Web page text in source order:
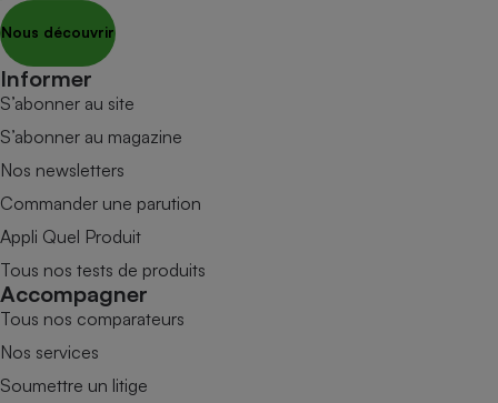
Nous découvrir
Informer
S’abonner au site
S’abonner au magazine
Nos newsletters
Commander une parution
Appli Quel Produit
Tous nos tests de produits
Accompagner
Tous nos comparateurs
Nos services
Soumettre un litige